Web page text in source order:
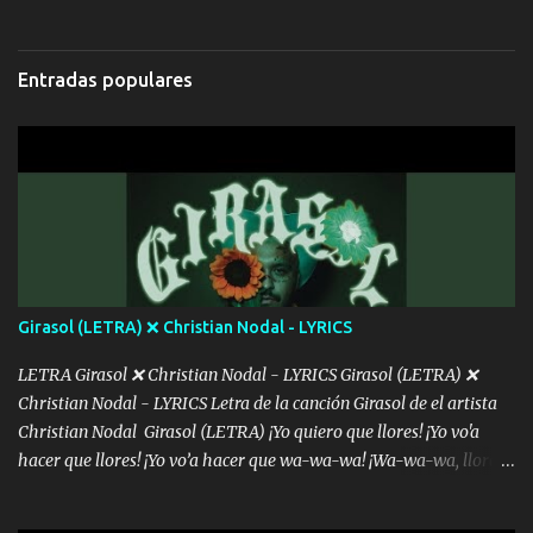
cada que intentas cantar Cada que intentas rapear, cada que
intentas rimar Pobre payaso que usa a todo el mundo pa' conectar
con la gente Dices "Latino Gang" pero pisas a to'a tu gente Pa’ dar
menos se prudente Hoy me sabe a mierda, traigo un Balvin en los
dientes Por falta de empatía le toca ser resiliente ¿Acaso eres
consciente de los followers que mueves? Parcerito, abre los ojos y
ve el poder que tienes Otro chiste malo son los nombres de tus
álbum's "José, vibras colores con la energía del diablo " ¿Si ...
Entradas populares
Girasol (LETRA) ❌ Christian Nodal - LYRICS
LETRA Girasol ❌ Christian Nodal - LYRICS Girasol (LETRA) ❌
Christian Nodal - LYRICS Letra de la canción Girasol de el artista
Christian Nodal Girasol (LETRA) ¡Yo quiero que llores! ¡Yo vo'a
hacer que llores! ¡Yo vo’a hacer que wa-wa-wa! ¡Wa-wa-wa, llores!